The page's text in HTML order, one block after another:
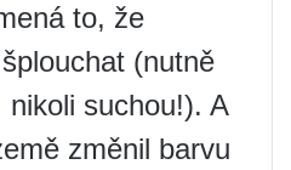
to, že
(nutně
suchou!). A
změnil barvu